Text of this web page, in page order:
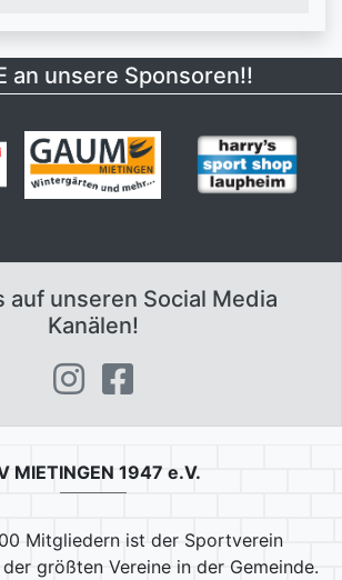
an unsere Sponsoren!!
auf unseren Social Media
Kanälen!
MIETINGEN 1947 e.V.
Mitgliedern ist der Sportverein
größten Vereine in der Gemeinde.